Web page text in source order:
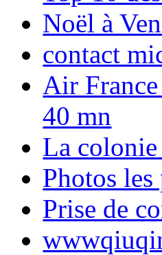
Noël à
contact
Air
40 mn
La colonie
Photos les
Prise de